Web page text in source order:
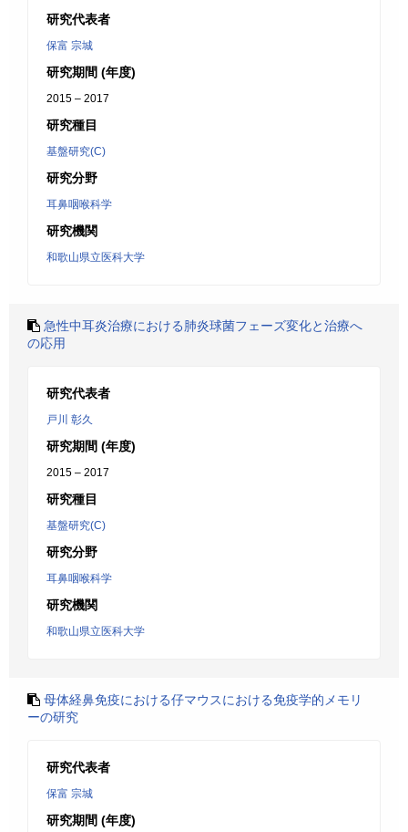
研究代表者
保富 宗城
研究期間 (年度)
2015 – 2017
研究種目
基盤研究(C)
研究分野
耳鼻咽喉科学
研究機関
和歌山県立医科大学
急性中耳炎治療における肺炎球菌フェーズ変化と治療へ
の応用
研究代表者
戸川 彰久
研究期間 (年度)
2015 – 2017
研究種目
基盤研究(C)
研究分野
耳鼻咽喉科学
研究機関
和歌山県立医科大学
母体経鼻免疫における仔マウスにおける免疫学的メモリ
ーの研究
研究代表者
保富 宗城
研究期間 (年度)